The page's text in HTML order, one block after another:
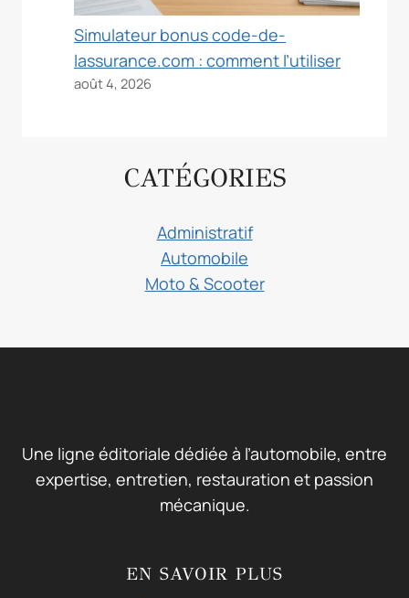
Simulateur bonus code-de-
lassurance.com : comment l’utiliser
août 4, 2026
CATÉGORIES
Administratif
Automobile
Moto & Scooter
Une ligne éditoriale dédiée à l’automobile, entre
expertise, entretien, restauration et passion
mécanique.
EN SAVOIR PLUS